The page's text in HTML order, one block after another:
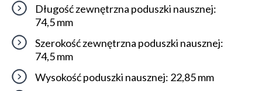
Długość zewnętrzna poduszki nausznej:
74,5 mm
Szerokość zewnętrzna poduszki nausznej:
74,5 mm
Wysokość poduszki nausznej: 22,85 mm